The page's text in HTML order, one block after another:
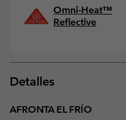
Omni-Heat™
Reflective
Detalles
AFRONTA EL FRÍO